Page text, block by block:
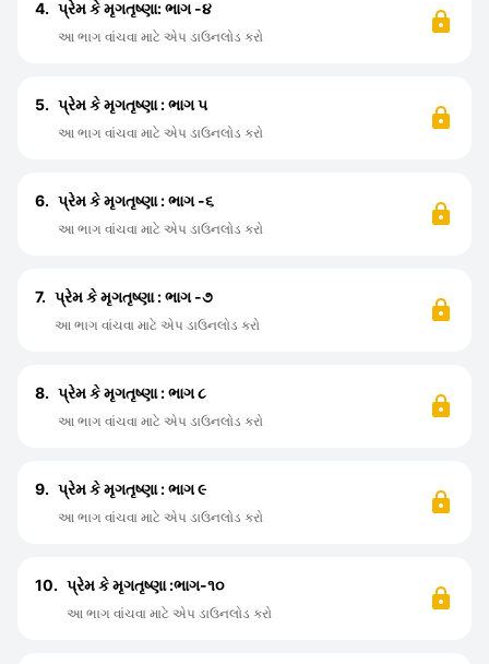
4. પ્રેમ કે મૃગતૃષ્ણા: ભાગ -૪
આ ભાગ વાંચવા માટે એપ ડાઉનલોડ કરો
5. પ્રેમ કે મૃગતૃષ્ણા : ભાગ ૫
આ ભાગ વાંચવા માટે એપ ડાઉનલોડ કરો
6. પ્રેમ કે મૃગતૃષ્ણા : ભાગ -૬
આ ભાગ વાંચવા માટે એપ ડાઉનલોડ કરો
7. પ્રેમ કે મૃગતૃષ્ણા : ભાગ -૭
આ ભાગ વાંચવા માટે એપ ડાઉનલોડ કરો
8. પ્રેમ કે મૃગતૃષ્ણા : ભાગ ૮
આ ભાગ વાંચવા માટે એપ ડાઉનલોડ કરો
9. પ્રેમ કે મૃગતૃષ્ણા : ભાગ ૯
આ ભાગ વાંચવા માટે એપ ડાઉનલોડ કરો
10. પ્રેમ કે મૃગતૃષ્ણા :ભાગ-૧૦
આ ભાગ વાંચવા માટે એપ ડાઉનલોડ કરો